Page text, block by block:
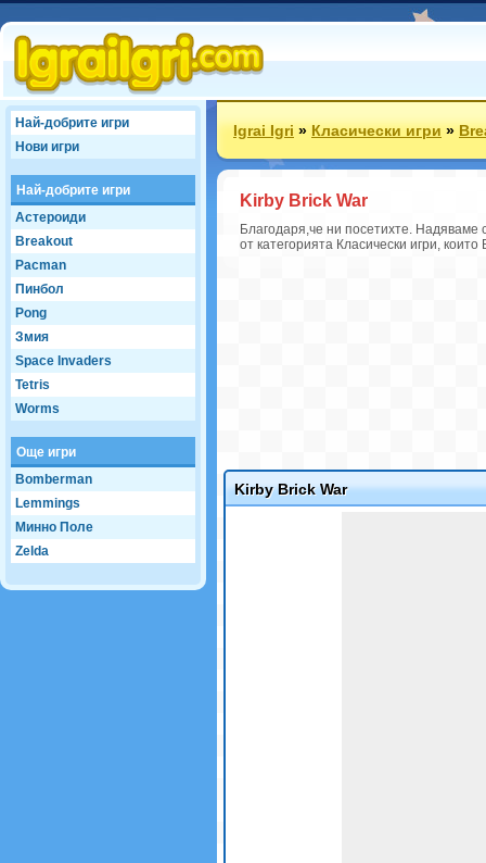
Най-добрите игри
Нови игри
Най-добрите игри
Астероиди
Breakout
Pacman
Пинбол
Pong
Змия
Space Invaders
Tetris
Worms
Още игри
Bomberman
Lemmings
Минно Поле
Zelda
Igrai Igri»Класически игри»
Kirby Brick War
Благодаря,че ни посетихте.
от категорията Класически игри, които
Kirby Brick War